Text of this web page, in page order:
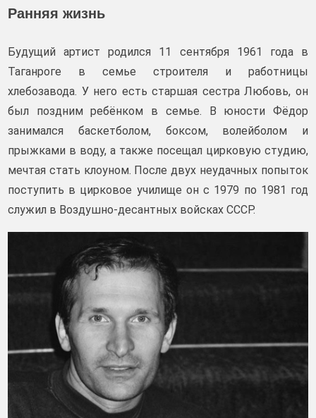
Ранняя жизнь
Будущий артист родился 11 сентября 1961 года в
Таганроге в семье строителя и работницы
хлебозавода. У него есть старшая сестра Любовь, он
был поздним ребёнком в семье. В юности Фёдор
занимался баскетболом, боксом, волейболом и
прыжками в воду, а также посещал цирковую студию,
мечтая стать клоуном. После двух неудачных попыток
поступить в цирковое училище он с 1979 по 1981 год
служил в Воздушно-десантных войсках СССР.